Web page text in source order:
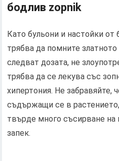
бодлив zopnik
Като бульони и настойки от
трябва да помните
следват дозата, не
трябва да се лекува със
хипертония. Не забравяйте,
съдържащи се в
твърде много съсирване на
запек.